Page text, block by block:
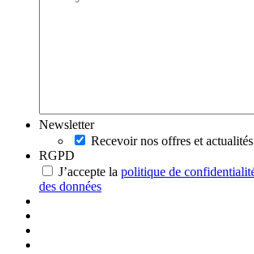
Newsletter
Recevoir nos offres et actualités
RGPD
J’accepte la politique de
des données